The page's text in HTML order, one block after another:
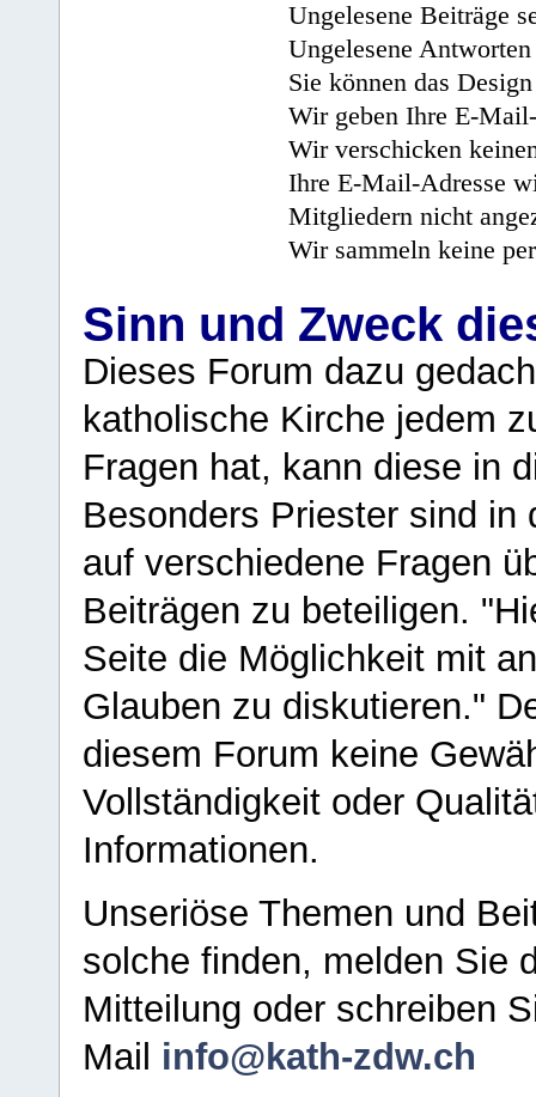
Ungelesene Beiträge
Ungelesene
Sie können das
Wir geben Ihre E-
Wir verschicken
Ihre E-Mail-Adresse
Mitgliedern nicht
Wir sammeln keine
Sinn und Zweck
Dieses Forum dazu
katholische Kirche jedem
Fragen hat, kann diese in
Besonders Priester sind in
auf verschiedene Fragen
Beiträgen zu beteiligen.
Seite die Möglichkeit mit
Glauben zu diskutieren."
diesem Forum keine
Vollständigkeit oder
Informationen.
Unseriöse Themen und
solche finden, melden Sie
Mitteilung oder schreiben
Mail info@kath-zdw.ch